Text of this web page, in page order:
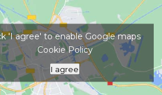
'I agree' to enable Google maps
Cookie Policy
I agree